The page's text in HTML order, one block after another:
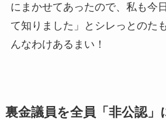
にまかせてあったので、私も今
て知りました」とシレっとのた
んなわけあるまい！
裏金議員を全員「非公認」